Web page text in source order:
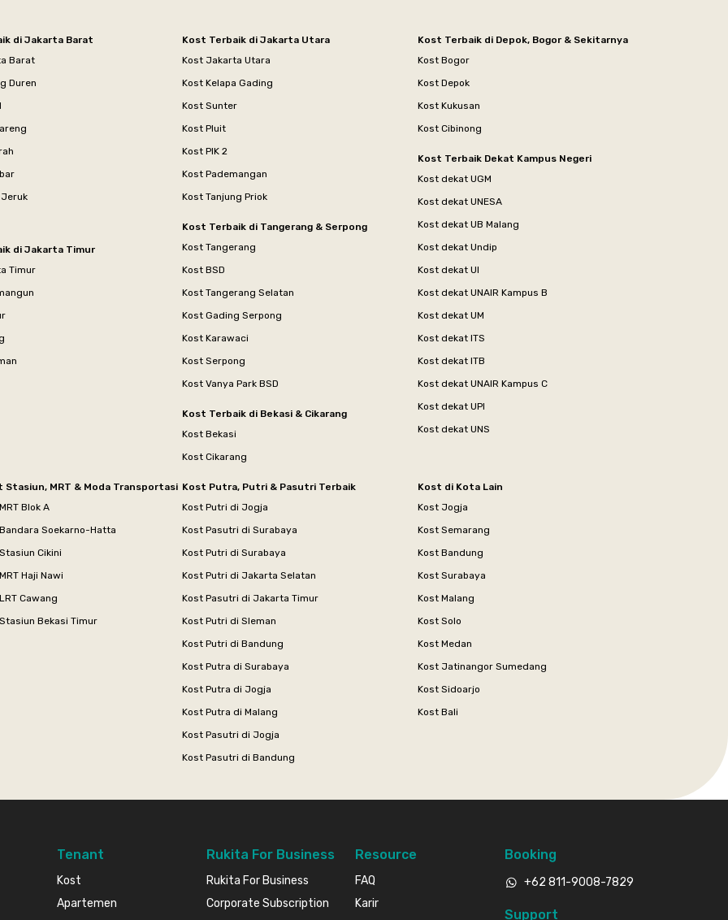
di Jakarta Barat
Barat
Duren
Jeruk
di Jakarta Timur
Timur
Kost Terbaik di Jakarta Utara
Kost Jakarta Utara
Kost Kelapa Gading
Kost Sunter
Kost Pluit
Kost PIK 2
Kost Pademangan
Kost Tanjung Priok
Kost Terbaik di Tangerang & Serpong
Kost Tangerang
Kost BSD
Kost Tangerang Selatan
Kost Gading Serpong
Kost Karawaci
Kost Serpong
Kost Vanya Park BSD
Kost Terbaik di Bekasi & Cikarang
Kost Bekasi
Kost Cikarang
Kost Terbaik di Depok, Bogor & Sekitarnya
Kost Bogor
Kost Depok
Kost Kukusan
Kost Cibinong
Kost Terbaik Dekat Kampus Negeri
Kost dekat UGM
Kost dekat UNESA
Kost dekat UB Malang
Kost dekat Undip
Kost dekat UI
Kost dekat UNAIR Kampus B
Kost dekat UM
Kost dekat ITS
Kost dekat ITB
Kost dekat UNAIR Kampus C
Kost dekat UPI
Kost dekat UNS
Stasiun, MRT & Moda Transportasi
Blok A
Soekarno-Hatta
Cikini
Haji Nawi
Cawang
Bekasi Timur
Kost Putra, Putri & Pasutri Terbaik
Kost Putri di Jogja
Kost Pasutri di Surabaya
Kost Putri di Surabaya
Kost Putri di Jakarta Selatan
Kost Pasutri di Jakarta Timur
Kost Putri di Sleman
Kost Putri di Bandung
Kost Putra di Surabaya
Kost Putra di Jogja
Kost Putra di Malang
Kost Pasutri di Jogja
Kost Pasutri di Bandung
Kost di Kota Lain
Kost Jogja
Kost Semarang
Kost Bandung
Kost Surabaya
Kost Malang
Kost Solo
Kost Medan
Kost Jatinangor Sumedang
Kost Sidoarjo
Kost Bali
Tenant
Kost
Apartemen
Rukita For Business
Rukita For Business
Corporate Subscription
Resource
FAQ
Karir
Booking
+62 811-9008-7829
Support